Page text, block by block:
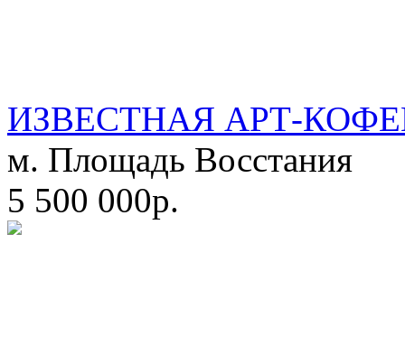
ИЗВЕСТНАЯ АРТ-
м. Площадь Восстания
5 500 000р.